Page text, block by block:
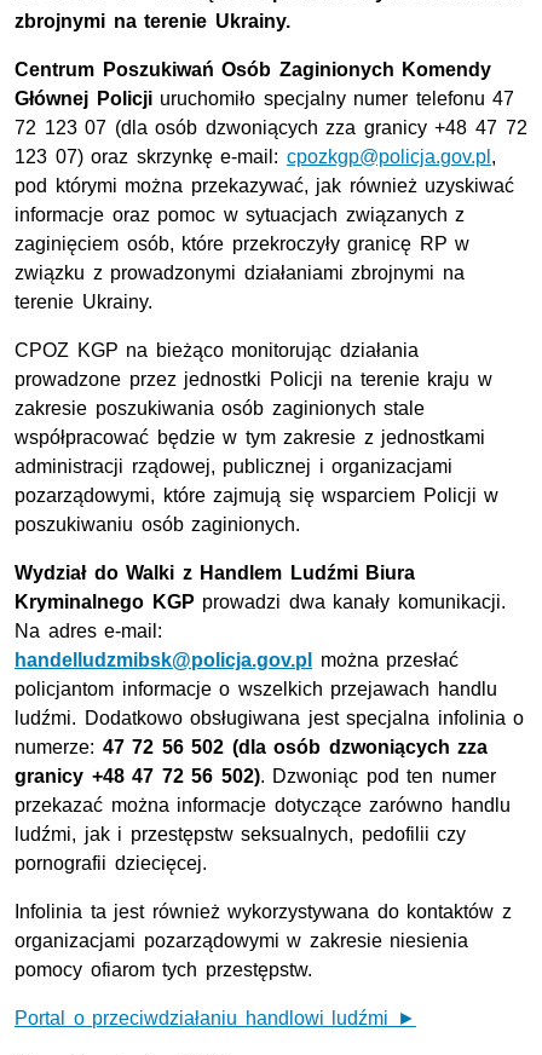
zbrojnymi na terenie Ukrainy.
Centrum Poszukiwań Osób Zaginionych Komendy
Głównej Policjiuruchomiło specjalny numer telefonu 47
72 123 07 (dla osób dzwoniących zza granicy +48 47 72
123 07) oraz skrzynkę e-mail: cpozkgp@policja.gov.pl ,
pod którymi można przekazywać, jak również uzyskiwać
informacje oraz pomoc w sytuacjach związanych z
zaginięciem osób, które przekroczyły granicę RP w
związku z prowadzonymi działaniami zbrojnymi na
terenie Ukrainy.
CPOZ KGP na bieżąco monitorując działania
prowadzone przez jednostki Policji na terenie kraju w
zakresie poszukiwania osób zaginionych stale
współpracować będzie w tym zakresie z jednostkami
administracji rządowej, publicznej i organizacjami
pozarządowymi, które zajmują się wsparciem Policji w
poszukiwaniu osób zaginionych.
Wydział do Walki z Handlem Ludźmi Biura
Kryminalnego KGP prowadzi dwa kanały komunikacji.
Na adres e-mail:
handelludzmibsk@policja.gov.pl
można przesłać
policjantom informacje o wszelkich przejawach handlu
ludźmi. Dodatkowo obsługiwana jest specjalna infolinia o
numerze: 47 72 56 502 (dla osób dzwoniących zza
granicy +48 47 72 56 502). Dzwoniąc pod ten numer
przekazać można informacje dotyczące zarówno handlu
ludźmi, jak i przestępstw seksualnych, pedofilii czy
pornografii dziecięcej.
Infolinia ta jest również wykorzystywana do kontaktów z
organizacjami pozarządowymi w zakresie niesienia
pomocy ofiarom tych przestępstw.
Portal o przeciwdziałaniu handlowi ludźmi ►